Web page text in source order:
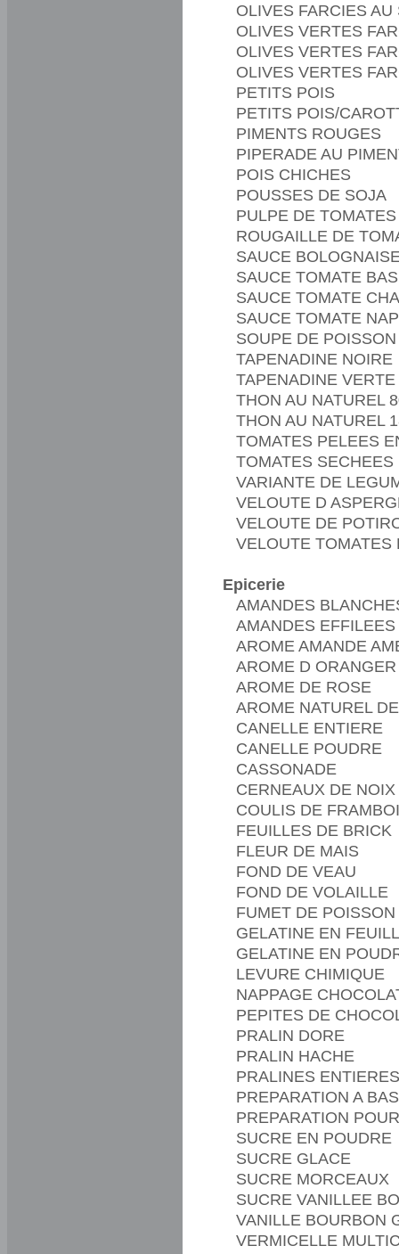
OLIVES FARCIES AU
OLIVES VERTES
OLIVES VERTES
OLIVES VERTES
PETITS POIS
PETITS POIS/
PIMENTS ROUGES
PIPERADE AU
POIS CHICHES
POUSSES DE SOJA
PULPE DE
ROUGAILLE DE
SAUCE
SAUCE TOMATE
SAUCE TOMATE
SAUCE TOMATE
SOUPE DE POISSON
TAPENADINE NOIRE
TAPENADINE VERTE
THON AU NATUREL
THON AU NATUREL
TOMATES PELEES
TOMATES SECHEES
VARIANTE DE
VELOUTE D
VELOUTE DE
VELOUTE TOMATES
Epicerie
AMANDES
AMANDES
AROME AMANDE
AROME D ORANGER
AROME DE ROSE
AROME NATUREL
CANELLE ENTIERE
CANELLE POUDRE
CASSONADE
CERNEAUX DE
COULIS DE
FEUILLES DE BRICK
FLEUR DE MAIS
FOND DE VEAU
FOND DE VOLAILLE
FUMET DE POISSON
GELATINE EN
GELATINE EN
LEVURE CHIMIQUE
NAPPAGE
PEPITES DE
PRALIN DORE
PRALIN HACHE
PRALINES ENTIERES
PREPARATION A
PREPARATION
SUCRE EN POUDRE
SUCRE GLACE
SUCRE MORCEAUX
SUCRE VANILLEE
VANILLE BOURBON
VERMICELLE